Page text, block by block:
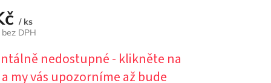
/ ks
DPH
nedostupné - klikněte na
my vás upozorníme až bude